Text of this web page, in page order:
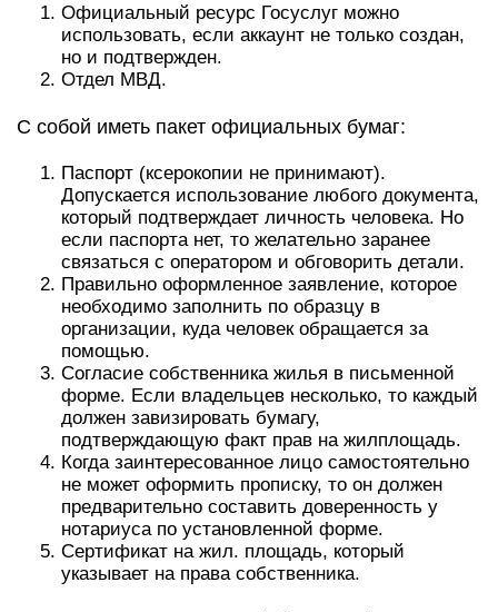
Официальный ресурс Госуслуг можно
использовать, если аккаунт не только создан,
но и подтвержден.
Отдел МВД.
С собой иметь пакет официальных бумаг:
Паспорт (ксерокопии не принимают).
Допускается использование любого документа,
который подтверждает личность человека. Но
если паспорта нет, то желательно заранее
связаться с оператором и обговорить детали.
Правильно оформленное заявление, которое
необходимо заполнить по образцу в
организации, куда человек обращается за
помощью.
Согласие собственника жилья в письменной
форме. Если владельцев несколько, то каждый
должен завизировать бумагу,
подтверждающую факт прав на жилплощадь.
Когда заинтересованное лицо самостоятельно
не может оформить прописку, то он должен
предварительно составить доверенность у
нотариуса по установленной форме.
Сертификат на жил. площадь, который
указывает на права собственника.